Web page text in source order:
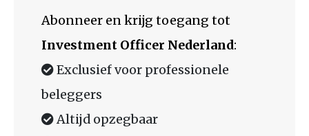
Abonneer en krijg toegang tot
Investment Officer Nederland:
Exclusief voor professionele
beleggers
Altijd opzegbaar